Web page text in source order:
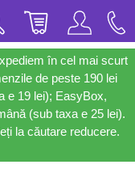
în cel mai scurt
de peste 190 lei
e 19 lei); EasyBox,
(sub taxa e 25 lei).
la căutare reducere.